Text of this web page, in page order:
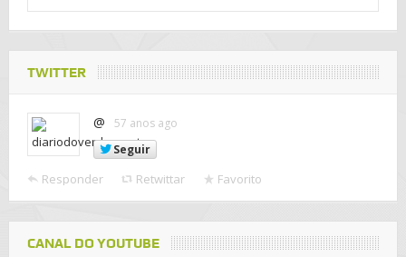
TWITTER
@
57 anos ago
Seguir
Responder Retwittar Favorito
CANAL DO YOUTUBE